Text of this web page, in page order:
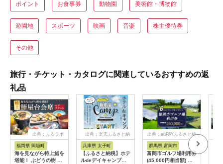
ポイント お食事券 動物園 美術館・博物館
遊園地 スポーツ 映画 音楽 株主優待券
その他
旅行・チケット・カタログに関連しているおすすめの返
礼品
出典：ふるラボ
福岡県 岡垣町
海を見ながら特上鮨を
堪能！ ぶどうの樹 鮨
出典：楽天ふるさと納
兵庫県 太子町
【ふるさと納税】ホテ
ルdeデイキャンプ体
出典：auPAYふるさと納
群馬県 富岡市
富岡市ゴルフ場利用券
(45,000円相当額) ゴ